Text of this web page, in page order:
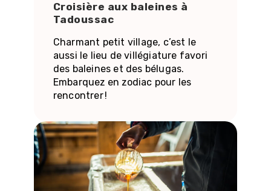
Croisière aux baleines à
Tadoussac
Charmant petit village, c’est le
aussi le lieu de villégiature favori
des baleines et des bélugas.
Embarquez en zodiac pour les
rencontrer !